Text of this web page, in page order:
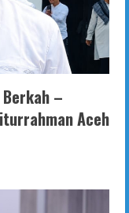
–
Aceh